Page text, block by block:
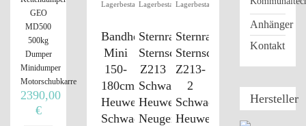
Lagerbestand
Bandheuwender
Mini
150-
180cm,
Heuwender,
Schwader,
Lagerbestand
Sternradheuwender,
Sternschwader
Z213
Schwader,
Heuwender
Neugerät
Lagerbestand
Sternradheuwender,
Sternschwader
Z213-
2
Schwader,
Heuwender
GEO
MD500
500kg
Dumper
Minidumper
Motorschubkarre
2390,00
€
Anhänger
Kontakt
Hersteller